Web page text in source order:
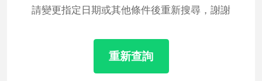
請變更指定日期或其他條件後重新搜尋，謝謝
重新查詢